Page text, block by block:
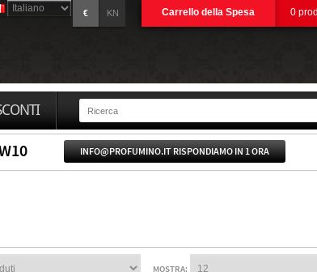
€ KN Carrello della Spesa 0
INFO@PROFUMINO.IT RISPONDIAMO IN 1 ORA
MOSTRA: